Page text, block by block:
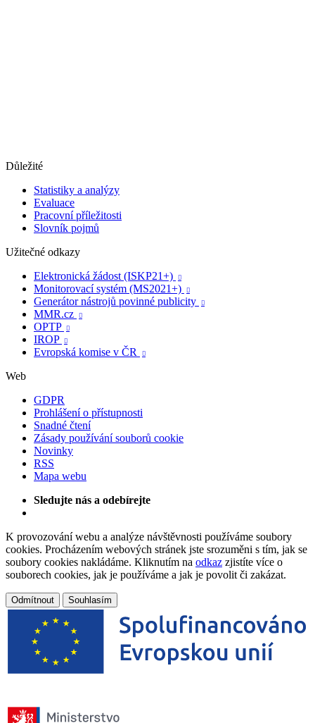
Důležité
Statistiky a analýzy
Evaluace
Pracovní příležitosti
Slovník pojmů
Užitečné odkazy
Elektronická žádost (ISKP21+)

Monitorovací systém (MS2021+) 
Generátor nástrojů povinné publicity 
MMR.cz 
OPTP 
IROP 
Evropská komise v ČR 
Web
GDPR
Prohlášení o přístupnosti
Snadné čtení
Zásady používání souborů cookie
Novinky
RSS
Mapa webu
Sledujte nás a odebírejte
K provozování webu a analýze návštěvnosti používáme soubory
cookies. Procházením webových stránek jste srozuměni s tím, jak se
soubory cookies nakládáme. Kliknutím na odkaz zjistíte více o
souborech cookies, jak je používáme a jak je povolit či zakázat.
Odmítnout Souhlasím